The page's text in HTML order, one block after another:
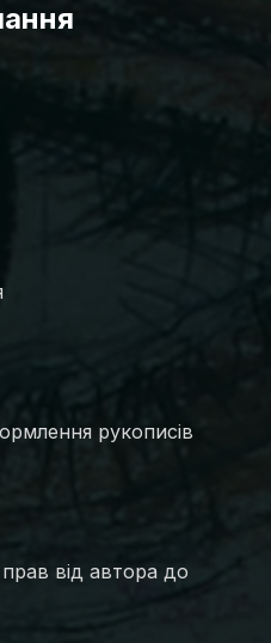
рукописів
від автора до